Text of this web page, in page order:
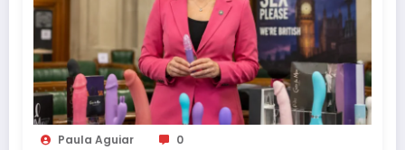
Paula Aguiar 0